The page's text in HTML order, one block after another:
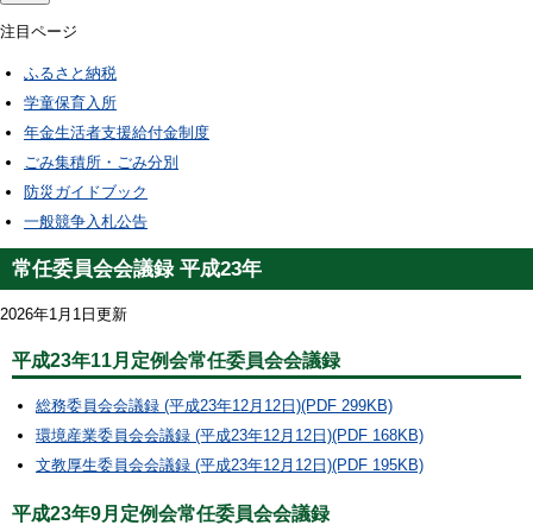
注目ページ
ふるさと納税
学童保育入所
年金生活者支援給付金制度
ごみ集積所・ごみ分別
防災ガイドブック
一般競争入札公告
常任委員会会議録 平成23年
2026年1月1日更新
平成23年11月定例会常任委員会会議録
総務委員会会議録 (平成23年12月12日)(PDF 299KB)
環境産業委員会会議録 (平成23年12月12日)(PDF 168KB)
文教厚生委員会会議録 (平成23年12月12日)(PDF 195KB)
平成23年9月定例会常任委員会会議録